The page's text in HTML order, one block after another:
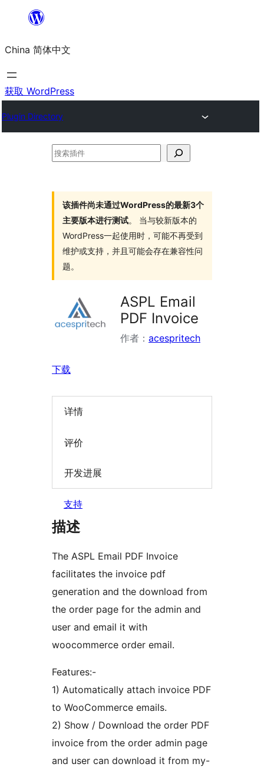
内
容
China 简体中文
获取 WordPress
Plugin Directory
搜
该插件尚未通过WordPress的最新3个
主要版本进行测试。 当与较新版本的
WordPress一起使用时，可能不再受到
维护或支持，并且可能会存在兼容性问
题。
ASPL Email
PDF Invoice
作者： acespritech
下载
详情
评价
开发进展
支持
描述
The ASPL Email PDF Invoice
facilitates the invoice pdf
generation and the download from
the order page for the admin and
user and email it with
woocommerce order email.
Features:-
1) Automatically attach invoice PDF
to WooCommerce emails.
2) Show / Download the order PDF
invoice from the order admin page
and user can download it from my-